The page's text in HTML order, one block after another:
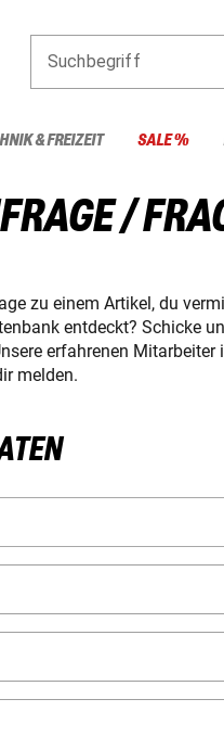
Suchbegriff
& FREIZEIT SALE %
/
zu einem Artikel, du
entdeckt? Schicke
erfahrenen Mitarbeiter
melden.